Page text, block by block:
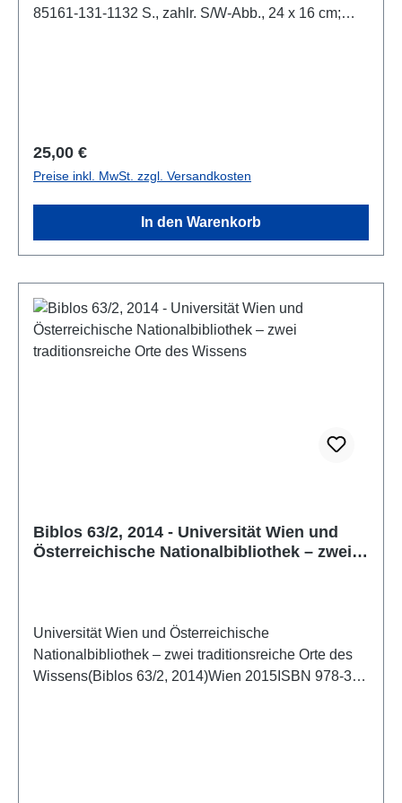
85161-131-1132 S., zahlr. S/W-Abb., 24 x 16 cm;
Regulärer Preis:
25,00 €
Preise inkl. MwSt. zzgl. Versandkosten
In den Warenkorb
Biblos 63/2, 2014 - Universität Wien und
Österreichische Nationalbibliothek – zwei
Universität Wien und Österreichische
Nationalbibliothek – zwei traditionsreiche Orte des
Wissens(Biblos 63/2, 2014)Wien 2015ISBN 978-3-